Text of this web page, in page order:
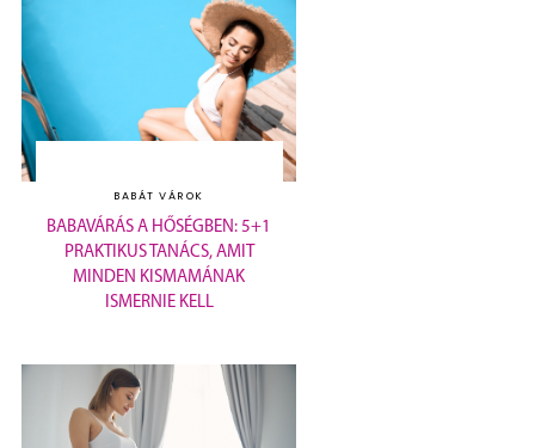
BABÁT VÁROK
BABAVÁRÁS A HŐSÉGBEN: 5+1
PRAKTIKUS TANÁCS, AMIT
MINDEN KISMAMÁNAK
ISMERNIE KELL